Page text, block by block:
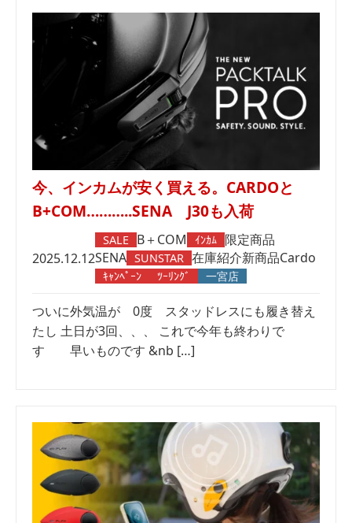
今、インカムが安く買える。CARDOと
B+COM………..SENA J30も入荷
2025.12.12
SALE B＋COM ｲﾝｶﾑ 限定商品
SENA SUNSTAR 在庫紹介新商品Cardo
ｷｬﾝﾍﾟｰﾝ ﾂｰﾘﾝｸﾞ 一宮店
ついに外気温が 0度 スタッドレスにも履き替え
たし 土日が3回、、、 これで今年も終わりで
す 早いものです &nb […]